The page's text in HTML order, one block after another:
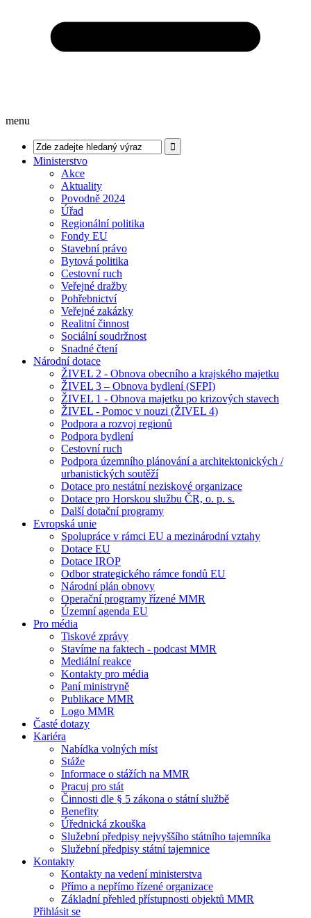
menu
Ministerstvo
Akce
Aktuality
Povodně 2024
Úřad
Regionální politika
Fondy EU
Stavební právo
Bytová politika
Cestovní ruch
Veřejné dražby
Pohřebnictví
Veřejné zakázky
Realitní činnost
Sociální soudržnost
Snadné čtení
Národní dotace
ŽIVEL 2 - Obnova obecního a krajského majetku
ŽIVEL 3 – Obnova bydlení (SFPI)
ŽIVEL 1 - Obnova majetku po krizových stavech
ŽIVEL - Pomoc v nouzi (ŽIVEL 4)
Podpora a rozvoj regionů
Podpora bydlení
Cestovní ruch
Podpora územního plánování a architektonických /
urbanistických soutěží
Dotace pro nestátní neziskové organizace
Dotace pro Horskou službu ČR, o. p. s.
Další dotační programy
Evropská unie
Spolupráce v rámci EU a mezinárodní vztahy
Dotace EU
Dotace IROP
Odbor strategického rámce fondů EU
Národní plán obnovy
Operační programy řízené MMR
Územní agenda EU
Pro média
Tiskové zprávy
Stavíme na faktech - podcast MMR
Mediální reakce
Kontakty pro média
Paní ministryně
Publikace MMR
Logo MMR
Časté dotazy
Kariéra
Nabídka volných míst
Stáže
Informace o stážích na MMR
Pracuj pro stát
Činnosti dle § 5 zákona o státní službě
Benefity
Úřednická zkouška
Služební předpisy nejvyššího státního tajemníka
Služební předpisy státní tajemnice
Kontakty
Kontakty na vedení ministerstva
Přímo a nepřímo řízené organizace
Základní přehled přístupnosti objektů MMR
Přihlásit se